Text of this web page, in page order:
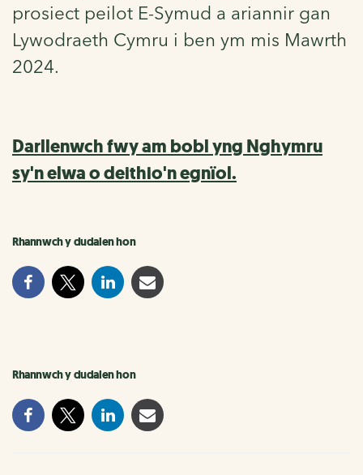
prosiect peilot E-Symud a ariannir gan
Lywodraeth Cymru i ben ym mis Mawrth
2024.
Darllenwch fwy am bobl yng Nghymru
sy'n elwa o deithio'n egnïol.
Rhannwch y dudalen hon
Rhannwch y dudalen hon